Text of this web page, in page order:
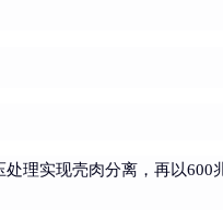
理实现壳肉分离，再以600